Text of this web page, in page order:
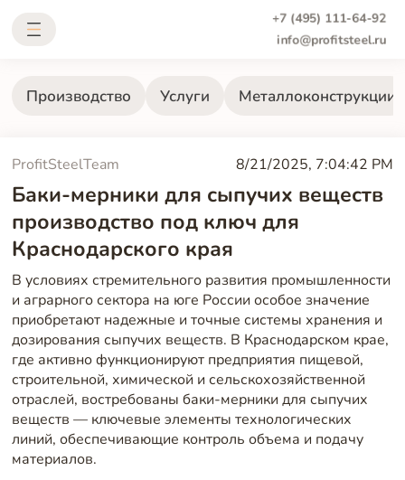
+7 (495) 111-64-92
info@profitsteel.ru
Производство Услуги Металлоконструкции
ProfitSteelTeam 8/21/2025, 7:04:42 PM
Баки-мерники для сыпучих веществ
производство под ключ для
Краснодарского края
В условиях стремительного развития промышленности
и аграрного сектора на юге России особое значение
приобретают надежные и точные системы хранения и
дозирования сыпучих веществ. В Краснодарском крае,
где активно функционируют предприятия пищевой,
строительной, химической и сельскохозяйственной
отраслей, востребованы баки-мерники для сыпучих
веществ — ключевые элементы технологических
линий, обеспечивающие контроль объема и подачу
материалов.